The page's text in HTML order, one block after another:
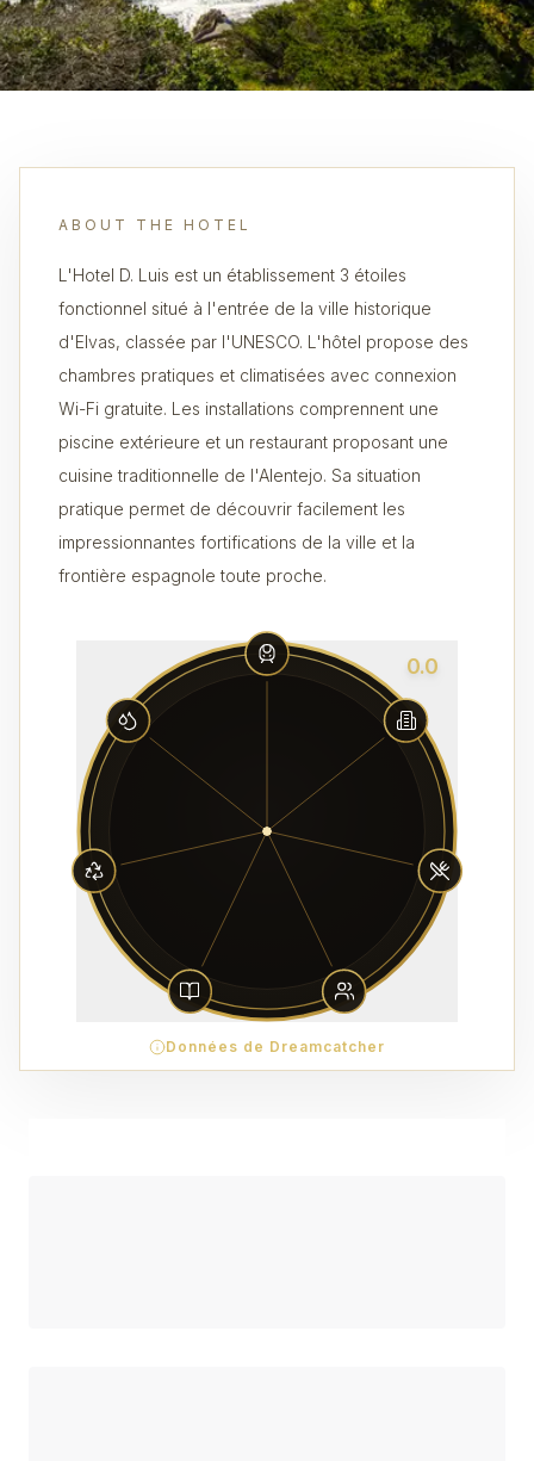
ABOUT THE HOTEL
L'Hotel D. Luis est un établissement 3 étoiles
fonctionnel situé à l'entrée de la ville historique
d'Elvas, classée par l'UNESCO. L'hôtel propose des
chambres pratiques et climatisées avec connexion
Wi-Fi gratuite. Les installations comprennent une
piscine extérieure et un restaurant proposant une
cuisine traditionnelle de l'Alentejo. Sa situation
pratique permet de découvrir facilement les
impressionnantes fortifications de la ville et la
frontière espagnole toute proche.
0.0
Données de Dreamcatcher